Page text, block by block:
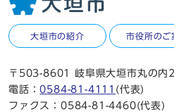
大垣市の紹介 市役所のご
〒503-8601 岐阜県大垣市丸の内
電話：0584-81-4111 (代表)
ファクス：0584-81-4460(代表)